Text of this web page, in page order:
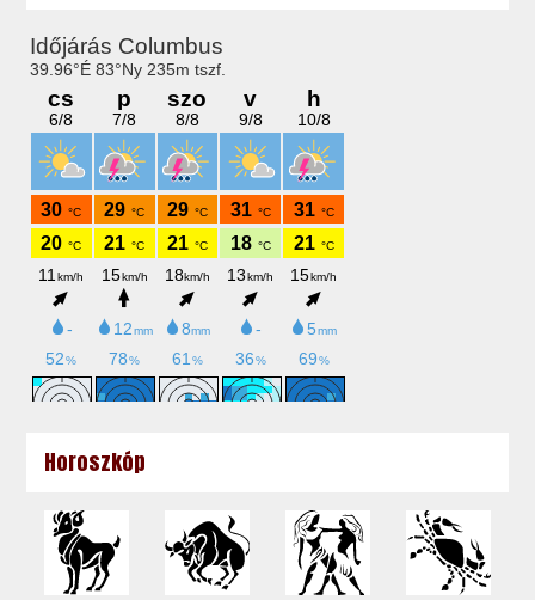
Horoszkóp